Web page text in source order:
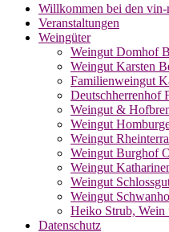
Willkommen bei den
Veranstaltungen
Weingüter
Weingut Domhof
Weingut Karsten
Familienweingut
Deutschherrenhof
Weingut &
Weingut
Weingut
Weingut Burghof
Weingut
Weingut
Weingut
Heiko Strub, Wein
Datenschutz